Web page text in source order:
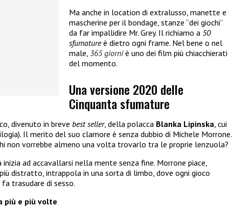
Ma anche in location di extralusso, manette e
mascherine per il bondage, stanze “dei giochi”
da far impallidire Mr. Grey. Il richiamo a 50
sfumatureè dietro ogni frame. Nel bene o nel
male, 365 giorniè uno dei film più chiacchierati
del momento.
Una versione 2020 delle
Cinquanta sfumature
divenuto in breve best seller, della polacca Blanka Lipinska, cui
Il merito del suo clamore è senza dubbio di Michele Morrone.
non vorrebbe almeno una volta trovarlo tra le proprie lenzuola?
ad accavallarsi nella mente senza fine. Morrone piace,
distratto, intrappola in una sorta di limbo, dove ogni gioco
trasudare di sesso.
più e più volte